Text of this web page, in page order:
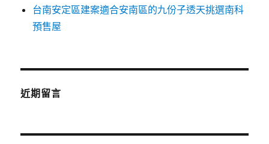
台南安定區建案適合安南區的九份子透天挑選南科
預售屋
近期留言